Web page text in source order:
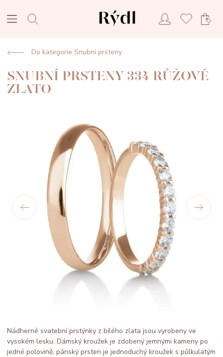
Do kategorie Snubní prsteny
SNUBNÍ PRSTENY 334 RŮŽOVÉ
ZLATO
Nádherné svatební prstýnky z bílého zlata jsou vyrobeny ve
vysokém lesku. Dámský kroužek je zdobený jemnými kameny po
jedné polovině, pánský prsten je jednoduchý kroužek s půlkulatým